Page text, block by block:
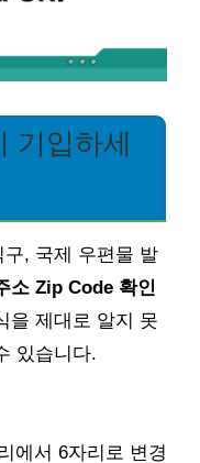
기입하세
, 국제 우편물 발
소 Zip Code 확인
을 제대로 알지 못
있습니다.
에서 6자리로 변경